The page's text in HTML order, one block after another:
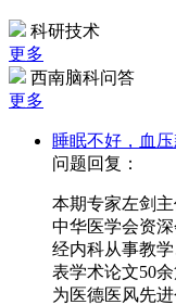
科研技术
更多
西南脑科问答
更多
睡眠不好，血
问题回复：
本期专家左剑
中华医学会资
经内科从事教
表学术论文50
为医德医风先